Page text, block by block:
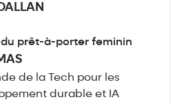
du prêt-à-porter feminin
de la Tech pour les
durable et IA